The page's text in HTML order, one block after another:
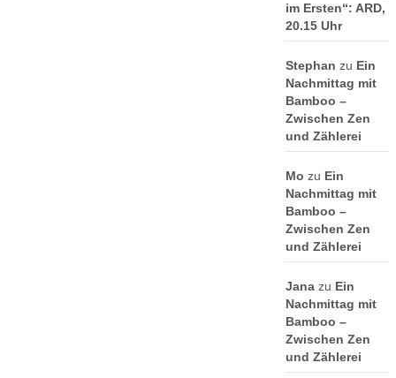
im Ersten“: ARD,
20.15 Uhr
Stephan zu Ein
Nachmittag mit
Bamboo –
Zwischen Zen
und Zählerei
Mo zu Ein
Nachmittag mit
Bamboo –
Zwischen Zen
und Zählerei
Janazu Ein
Nachmittag mit
Bamboo –
Zwischen Zen
und Zählerei